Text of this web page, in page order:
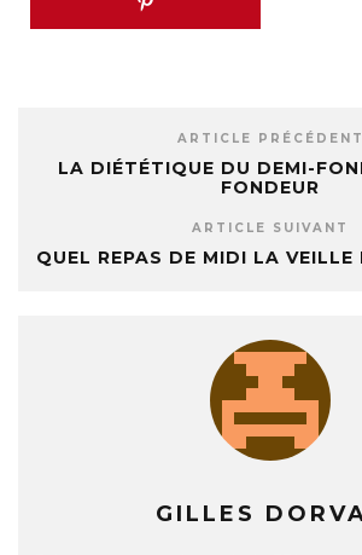
ARTICLE PRÉCÉDENT
LA DIÉTÉTIQUE DU DEMI-
FONDEUR
ARTICLE SUIVANT
QUEL REPAS DE MIDI LA VEILLE
GILLES